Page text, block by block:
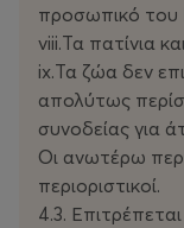
προσωπικό του
viii.Τα πατίνια
ix.Τα ζώα δεν
απολύτως
συνοδείας για
Οι ανωτέρω
περιοριστικοί.
4.3.